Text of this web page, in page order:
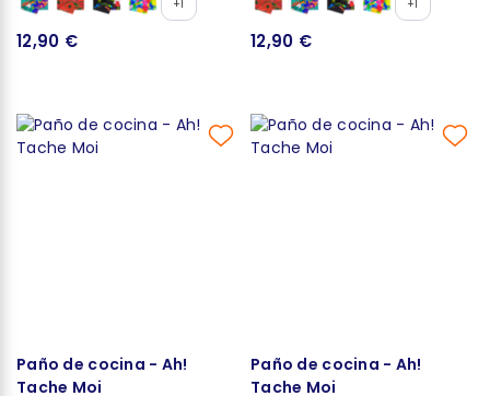
+1
12,90 €
+1
12,90 €
Paño de cocina - Ah!
Tache Moi
Paño de cocina - Ah!
Tache Moi